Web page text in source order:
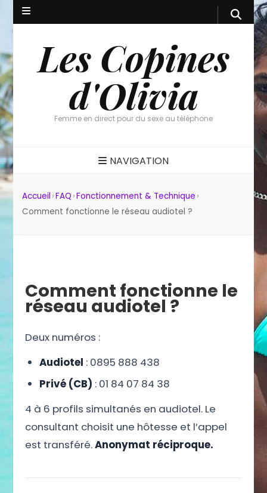
Les Copines
d'Olivia
Femme en direct pour du sexe au téléphone
NAVIGATION
Accueil ›FAQ ›Fonctionnement & Technique ›
Comment fonctionne le réseau audiotel ?
Comment fonctionne le
réseau audiotel ?
Deux numéros :
Audiotel : 0895 888 438
Privé (CB) : 01 84 07 84 38
4 à 6 profils simultanés en audiotel. Le
consultant choisit une hôtesse et l’appel
est transféré.Anonymat réciproque.